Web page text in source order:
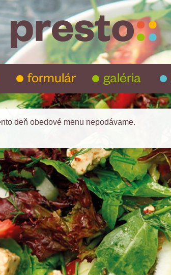
formulár galéria
deň obedové menu nepodávame.